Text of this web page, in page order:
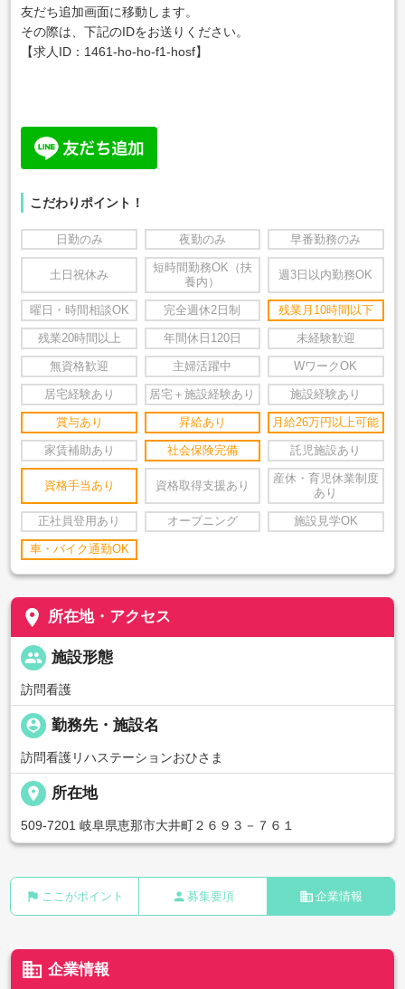
友だち追加画面に移動します。
その際は、下記のIDをお送りください。
【求人ID： 1461-ho-ho-f1-hosf】
こだわりポイント！
日勤のみ 夜勤のみ 早番勤務のみ
土日祝休み
短時間勤務OK（扶
養内）
週3日以内勤務OK
曜日・時間相談OK 完全週休2日制 残業月10時間以下
残業20時間以上 年間休日120日 未経験歓迎
無資格歓迎 主婦活躍中 WワークOK
居宅経験あり 居宅＋施設経験あり 施設経験あり
賞与あり 昇給あり 月給26万円以上可能
家賃補助あり 社会保険完備 託児施設あり
資格手当あり 資格取得支援あり
産休・育児休業制度
あり
正社員登用あり オープニング 施設見学OK
車・バイク通勤OK
place 所在地・アクセス
people 施設形態
訪問看護
person_pin 勤務先・施設名
訪問看護リハステーションおひさま
place 所在地
509-7201 岐阜県恵那市大井町２６９３－７６１
flag ここがポイント person 募集要項 business 企業情報
business 企業情報